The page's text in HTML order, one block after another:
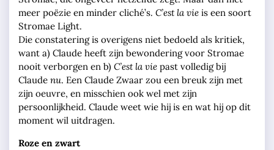
meer poëzie en minder cliché’s. C’est la vie is een soort
Stromae Light.
Die constatering is overigens niet bedoeld als kritiek,
want a) Claude heeft zijn bewondering voor Stromae
nooit verborgen en b) C’est la vie past volledig bij
Claude nu. Een Claude Zwaar zou een breuk zijn met
zijn oeuvre, en misschien ook wel met zijn
persoonlijkheid. Claude weet wie hij is en wat hij op dit
moment wil uitdragen.
Roze en zwart